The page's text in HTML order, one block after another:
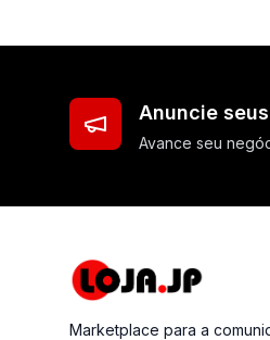
Anuncie
Avance seu
Marketplace para a